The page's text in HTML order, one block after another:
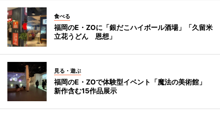
食べる
福岡のE・ZOに「銀だこハイボール酒場」「久留米
立花うどん 恩想」
見る・遊ぶ
福岡のE・ZOで体験型イベント「魔法の美術館」
新作含む15作品展示